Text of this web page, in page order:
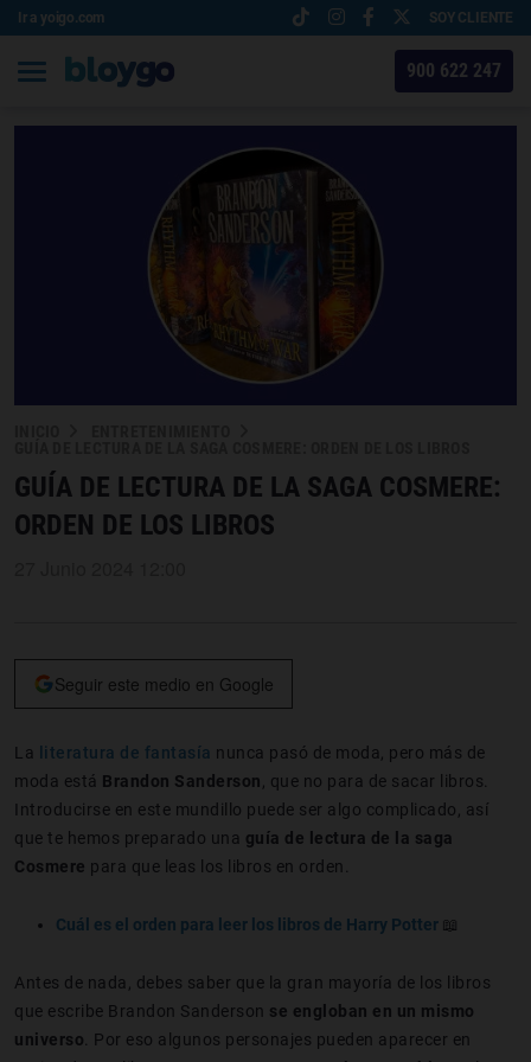
Ir a yoigo.com SOY CLIENTE
900 622 247
GUÍA DE LECTURA DE LA SAGA COSMERE:
ORDEN DE LOS LIBROS
Seguir este medio en Google
La literatura de fantasía nunca pasó de moda, pero más de
moda está Brandon Sanderson , que no para de sacar libros.
Introducirse en este mundillo puede ser algo complicado, así
que te hemos preparado una guía de lectura de la saga
Cosmere para que leas los libros en orden.
Cuál es el orden para leer los libros de Harry Potter 📖
Antes de nada, debes saber que la gran mayoría de los libros
que escribe Brandon Sanderson se engloban en un mismo
universo . Por eso algunos personajes pueden aparecer en